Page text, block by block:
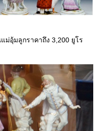
อุ้มลูกราคาถึง 3,200 ยูโร